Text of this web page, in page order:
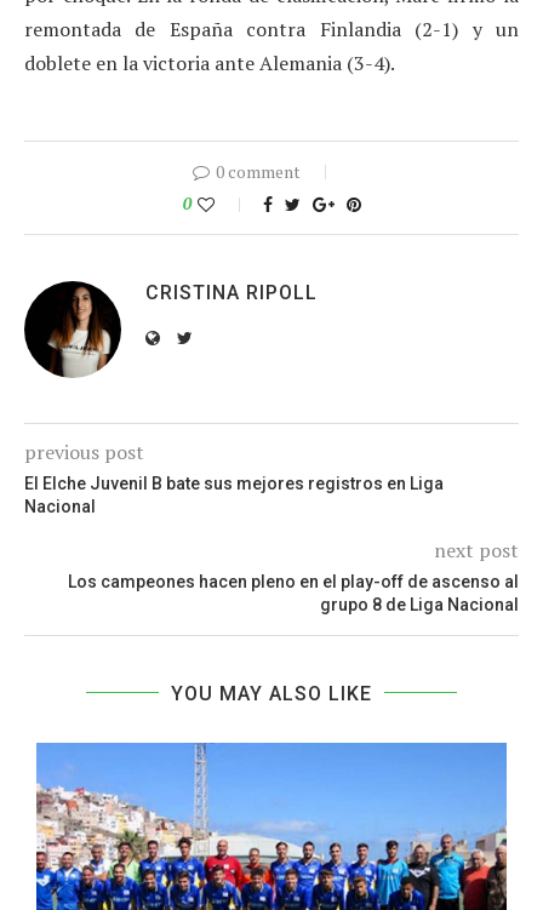
remontada de España contra Finlandia (2-1) y un
doblete en la victoria ante Alemania (3-4).
0 comment
0
CRISTINA RIPOLL
previous post
El Elche Juvenil B bate sus mejores registros en Liga
Nacional
next post
Los campeones hacen pleno en el play-off de ascenso al
grupo 8 de Liga Nacional
YOU MAY ALSO LIKE